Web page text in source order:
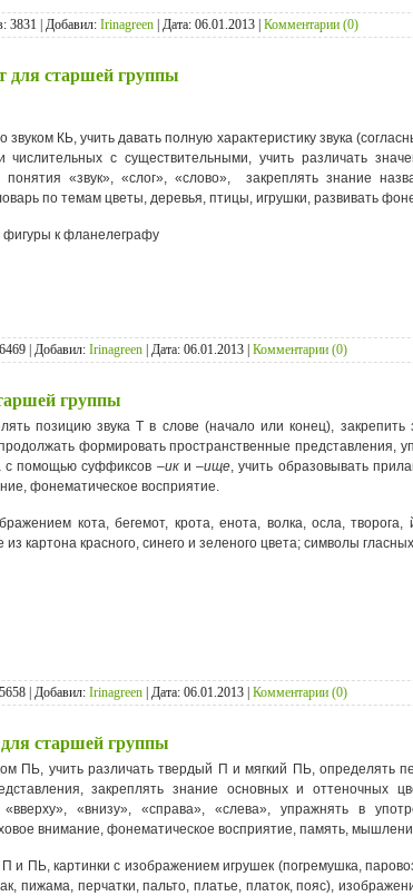
3831 | Добавил: Irinagreen | Дата: 06.01.2013 Комментарии (0)
для старшей группы
звуком КЬ, учить давать полную характеристику звука
с существительными, учить различать
понятия «звук», «слог», «слово», закреплять знание
по темам цветы, деревья, птицы, игрушки, развивать
фигуры к фланелеграфу
| Добавил: Irinagreen | Дата: 06.01.2013 Комментарии (0)
группы
позицию звука Т в слове (начало или конец), закрепить
формировать пространственные представления,
с помощью суффиксов –ики–ище, учить образовывать
фонематическое восприятие.
кота, бегемот, крота, енота, волка, осла,
картона красного, синего и зеленого цвета; символы гласных
| Добавил: Irinagreen | Дата: 06.01.2013 Комментарии (0)
старшей группы
ПЬ, учить различать твердый П и мягкий ПЬ, определять
закреплять знание основных и оттеночных
«внизу», «справа», «слева», упражнять в
внимание, фонематическое восприятие, память,
П и ПЬ, картинки с изображением игрушек (погремушка,
пижама, перчатки, пальто, платье, платок, пояс),